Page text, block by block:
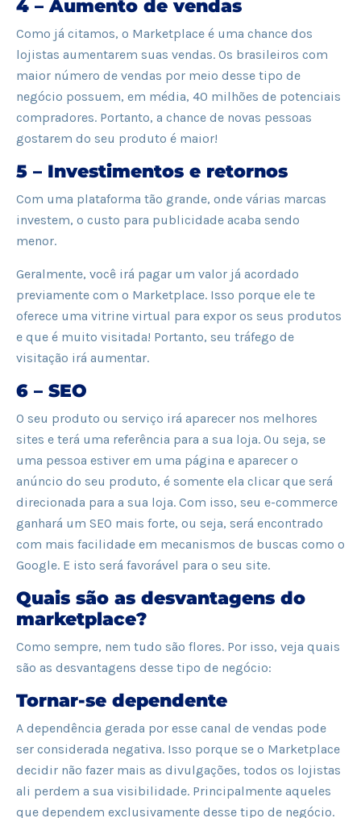
4 – Aumento de vendas
Como já citamos, o Marketplace é uma chance dos
lojistas aumentarem suas vendas. Os brasileiros com
maior número de vendas por meio desse tipo de
negócio possuem, em média, 40 milhões de potenciais
compradores. Portanto, a chance de novas pessoas
gostarem do seu produto é maior!
5 – Investimentos e retornos
Com uma plataforma tão grande, onde várias marcas
investem, o custo para publicidade acaba sendo
menor.
Geralmente, você irá pagar um valor já acordado
previamente com o Marketplace. Isso porque ele te
oferece uma vitrine virtual para expor os seus produtos
e que é muito visitada! Portanto, seu tráfego de
visitação irá aumentar.
6 – SEO
O seu produto ou serviço irá aparecer nos melhores
sites e terá uma referência para a sua loja. Ou seja, se
uma pessoa estiver em uma página e aparecer o
anúncio do seu produto, é somente ela clicar que será
direcionada para a sua loja. Com isso, seu e-commerce
ganhará um SEO mais forte, ou seja, será encontrado
com mais facilidade em mecanismos de buscas como o
Google. E isto será favorável para o seu site.
Quais são as desvantagens do
marketplace?
Como sempre, nem tudo são flores. Por isso, veja quais
são as desvantagens desse tipo de negócio:
Tornar-se dependente
A dependência gerada por esse canal de vendas pode
ser considerada negativa. Isso porque se o Marketplace
decidir não fazer mais as divulgações, todos os lojistas
ali perdem a sua visibilidade. Principalmente aqueles
que dependem exclusivamente desse tipo de negócio.